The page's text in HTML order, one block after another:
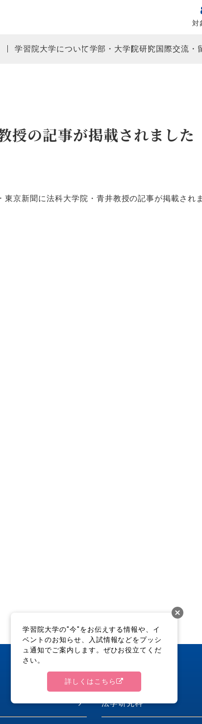
対
学習院大学について学部・大学院研究国際交流・
授の記事が掲載されました
東京新聞に法科大学院・青井教授の記事が掲載され
法学研究科
学習院大学の"今"をお伝えする情報や、イ
ベントのお知らせ、入試情報などをプッシ
ュ通知でご案内します。ぜひお役立てくだ
さい。
詳しくはこちら